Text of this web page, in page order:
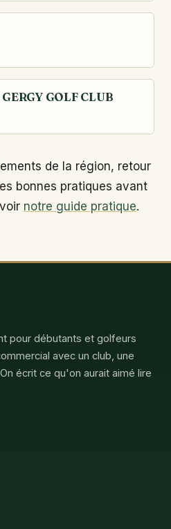
GOLF CLUB
de la région, retour
bonnes pratiques avant
notre guide pratique.
pour débutants et golfeurs
avec un club, une
écrit ce qu'on aurait aimé lire